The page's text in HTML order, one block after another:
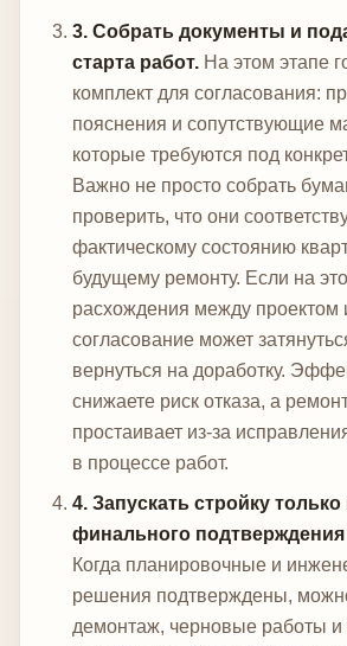
3. Собрать документы и
старта работ. На этом этапе
комплект для согласования:
пояснения и сопутствующие
которые требуются под
Важно не просто собрать
проверить, что они
фактическому состоянию
будущему ремонту. Если на
расхождения между проектом
согласование может
вернуться на доработку.
снижаете риск отказа, а
простаивает из-за
в процессе работ.
4. Запускать стройку
финального подтверждения
Когда планировочные и
решения подтверждены,
демонтаж, черновые работы и